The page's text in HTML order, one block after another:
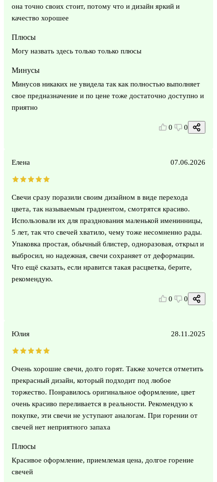
она точно своих стоит, потому что и дизайн яркий и
качество хорошее
Плюсы
Могу назвать здесь только только плюсы
Минусы
Минусов никаких не увидела так как полностью выполняет
свое предназначение и по цене тоже достаточно доступно и
приятно
0 0
Елена 07.06.2026
Свечи сразу поразили своим дизайном в виде перехода
цвета, так называемым градиентом, смотрятся красиво.
Использовали их для празднования маленькой именинницы,
5 лет, так что свечей хватило, чему тоже несомненно рады.
Упаковка простая, обычный блистер, одноразовая, открыл и
выбросил, но надежная, свечи сохраняет от деформации.
Что ещё сказать, если нравится такая расцветка, берите,
рекомендую.
0 0
Юлия 28.11.2025
Очень хорошие свечи, долго горят. Также хочется отметить
прекрасный дизайн, который подходит под любое
торжество. Понравилось оригинальное оформление, цвет
очень красиво переливается в реальности. Рекомендую к
покупке, эти свечи не уступают аналогам. При горении от
свечей нет неприятного запаха
Плюсы
Красивое оформление, приемлемая цена, долгое горение
свечей